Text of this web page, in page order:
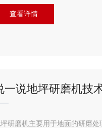
查看详情
一说地坪研磨机技
研磨机主要用于地面的研磨